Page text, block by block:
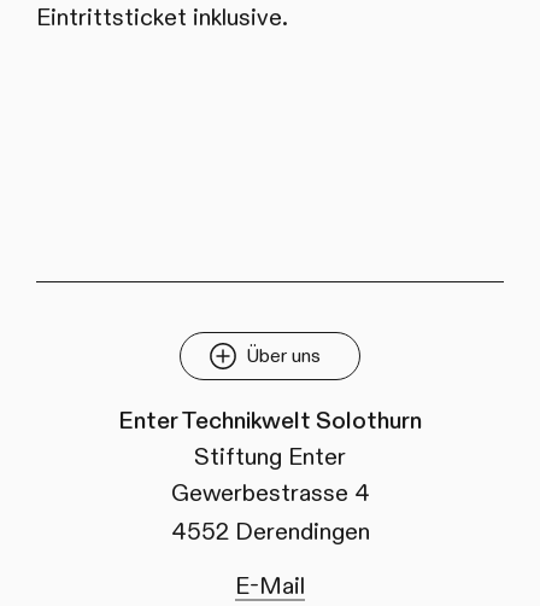
Eintrittsticket inklusive.
Über uns
Enter Technikwelt Solothurn
Stiftung Enter
Gewerbestrasse 4
4552 Derendingen
E-Mail